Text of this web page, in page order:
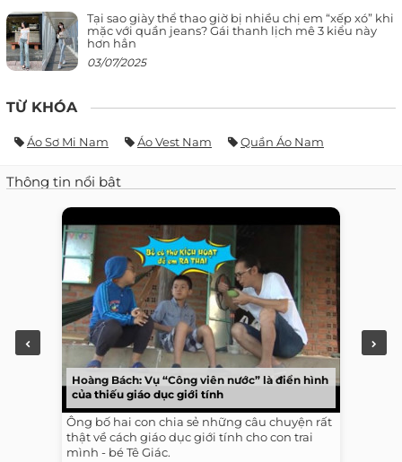
Tại sao giày thể thao giờ bị nhiều chị em “xếp xó” khi
mặc với quần jeans? Gái thanh lịch mê 3 kiểu này
hơn hẳn
03/07/2025
TỪ KHÓA
Áo Sơ Mi Nam Áo Vest Nam Quần Áo Nam
Thông tin nổi bật
Hoàng Bách: Vụ “Công viên nước” là điển hình
của thiếu giáo dục giới tính
Ông bố hai con chia sẻ những câu chuyện rất
thật về cách giáo dục giới tính cho con trai
mình - bé Tê Giác.